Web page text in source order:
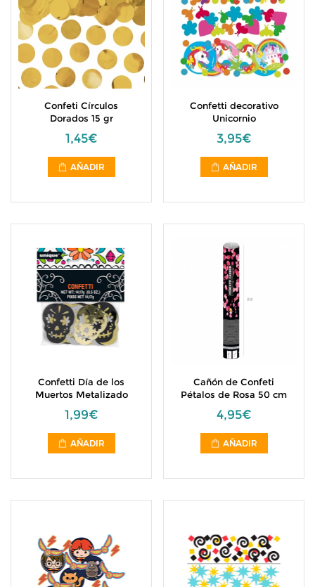
Confeti Círculos
Dorados 15 gr
1,45€
AÑADIR
Confetti decorativo
Unicornio
3,95€
AÑADIR
Confetti Día de los
Muertos Metalizado
1,99€
AÑADIR
Cañón de Confeti
Pétalos de Rosa 50 cm
4,95€
AÑADIR